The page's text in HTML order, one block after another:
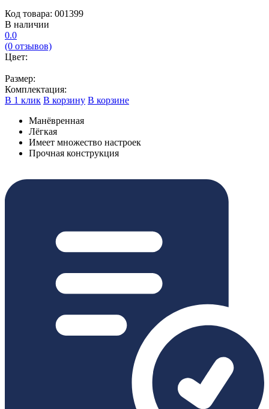
Код товара: 001399
В наличии
0.0
(0 отзывов)
Цвет:
Размер:
Комплектация:
В 1 клик В корзину В корзине
Манёвренная
Лёгкая
Имеет множество настроек
Прочная конструкция